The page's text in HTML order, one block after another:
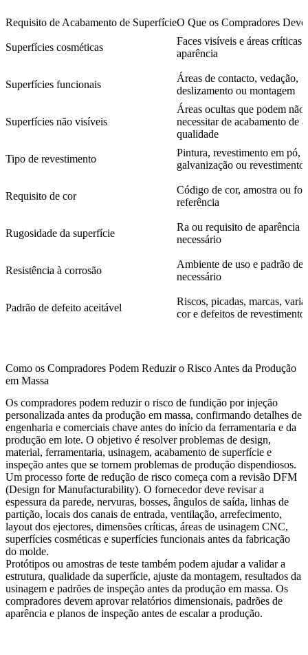
Requisito de Acabamento de SuperfícieO Que os Compradores
Superfícies cosméticas
Faces visíveis e áreas críticas
aparência
Superfícies funcionais
Áreas de contacto, vedação,
deslizamento ou montagem
Superfícies não visíveis
Áreas ocultas que podem não
necessitar de acabamento de
qualidade
Tipo de revestimento
Pintura, revestimento em pó,
galvanização ou revestimento
Requisito de cor
Código de cor, amostra ou
referência
Rugosidade da superfície
Ra ou requisito de aparência
necessário
Resistência à corrosão
Ambiente de uso e padrão de
necessário
Padrão de defeito aceitável
Riscos, picadas, marcas,
cor e defeitos de revestimento
Como os Compradores Podem Reduzir o Risco Antes da Produção
em Massa
Os compradores podem reduzir o risco de fundição por injeção
personalizada antes da produção em massa, confirmando detalhes de
engenharia e comerciais chave antes do início da ferramentaria e da
produção em lote. O objetivo é resolver problemas de design,
material, ferramentaria, usinagem, acabamento de superfície e
inspeção antes que se tornem problemas de produção dispendiosos.
Um processo forte de redução de risco começa com a revisão DFM
(Design for Manufacturability). O fornecedor deve revisar a
espessura da parede, nervuras, bosses, ângulos de saída, linhas de
partição, locais dos canais de entrada, ventilação, arrefecimento,
layout dos ejectores, dimensões críticas, áreas de usinagem CNC,
superfícies cosméticas e superfícies funcionais antes da fabricação
do molde.
Protótipos ou amostras de teste também podem ajudar a validar a
estrutura, qualidade da superfície, ajuste da montagem, resultados da
usinagem e padrões de inspeção antes da produção em massa. Os
compradores devem aprovar relatórios dimensionais, padrões de
aparência e planos de inspeção antes de escalar a produção.